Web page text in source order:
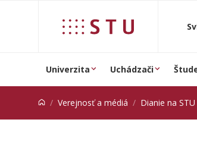
Univerzita Uchádzači
Verejnosť a médiá Dianie na STU